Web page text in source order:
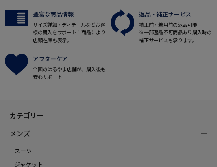
豊富な商品情報
サイズ詳細・ディテールなどお客
様の購入をサポート！商品により
店頭在庫も表示。
返品・補正サービス
補正前・着用前の返品可能
※一部返品不可商品あり購入時の
補正サービスも承ります。
アフターケア
全国のはるやま店舗が、購入後も
安心サポート
カテゴリー
メンズ
スーツ
ジャケット